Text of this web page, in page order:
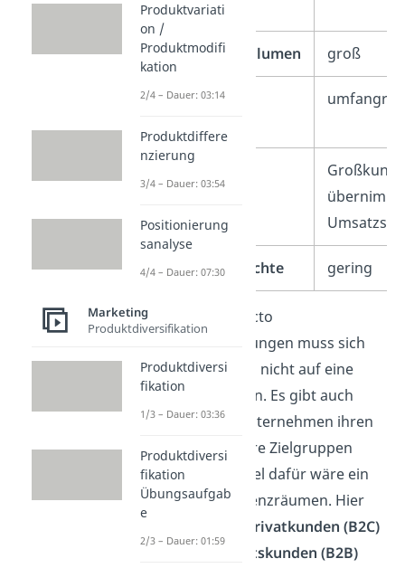
Transaktionsvolumen groß
Kaufprozess
Großkunde
übernimmt
Transaktionsdichte gering
Übrigens:
In puncto
Geschäftsbeziehungen muss sich
ein Unternehmen nicht auf eine
Variante
festlegen. Es gibt auch
Fälle, in denen Unternehmen ihren
Fokus auf mehrere Zielgruppen
setzen. Ein Beispiel dafür wäre ein
Hotel mit Konferenzräumen. Hier
Privatkunden (B2C)
als auch
Geschäftskunden (B2B)
Produktvariati
on /
Produktmodifi
kation
2/4 – Dauer: 03:14
Produktdiffere
nzierung
3/4 – Dauer: 03:54
Positionierung
sanalyse
4/4 – Dauer: 07:30
Marketing
Produktdiversifikation
Produktdiversi
fikation
1/3 – Dauer: 03:36
Produktdiversi
fikation
Übungsaufgab
e
2/3 – Dauer: 01:59